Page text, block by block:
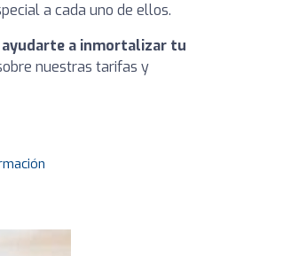
a cada uno de ellos.
ayudarte a inmortalizar tu
nuestras tarifas y